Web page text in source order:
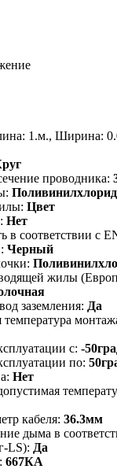
1.м., Ширина:
проводника:
Цвет
Нет
в соответствии с
Черный
жилы
заземления: Да
температура
с: -
по:
Нет
кабеля: 36.3мм
дыма в
LS): Да
667КА